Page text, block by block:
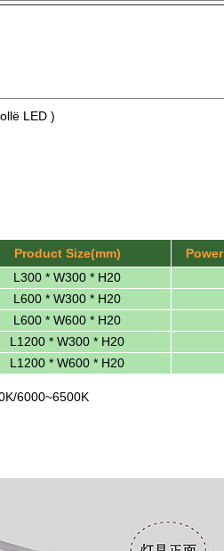
LED )
Product Size(mm)
L300 * W300 * H20
L600 * W300 * H20
L600 * W600 * H20
L1200 * W300 * H20
L1200 * W600 * H20
6000~6500K